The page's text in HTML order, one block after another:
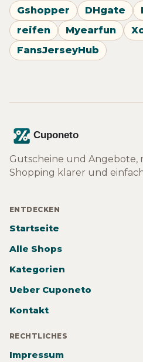
Gshopper DHgate
reifen
Myearfun
FansJerseyHub
Gutscheine und Angebote,
Shopping klarer und
ENTDECKEN
Startseite
Alle Shops
Kategorien
Ueber Cuponeto
Kontakt
RECHTLICHES
Impressum